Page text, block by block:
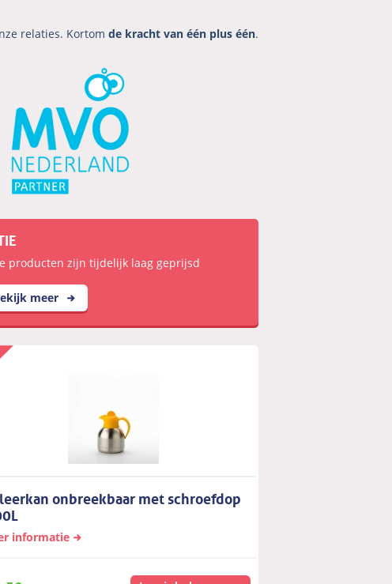
relaties. Kortom de kracht van één plus één.
producten zijn tijdelijk laag geprijsd
meer
onbreekbaar met schroefdop
informatie